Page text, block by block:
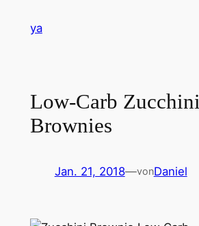
Inhaltya
Low-Carb Zucchini
Brownies
Jan. 21, 2018—vonDaniel